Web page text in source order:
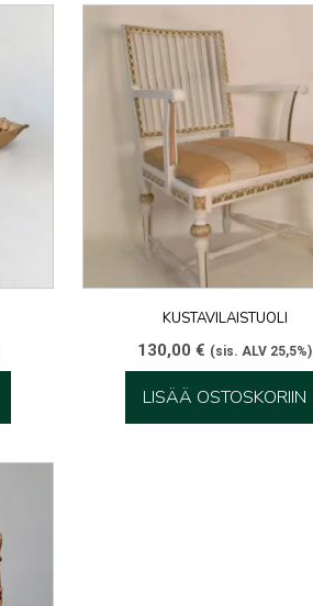
KUSTAVILAISTUOLI
130,00€ (sis. ALV 25,5%)
LISÄÄ OSTOSKORIIN